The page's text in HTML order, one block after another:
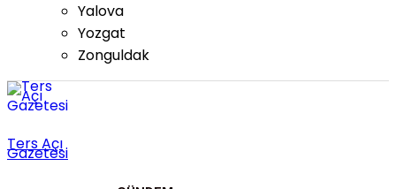
Yalova
Yozgat
Zonguldak
Ters Açı
Gazetesi